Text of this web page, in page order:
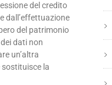
del credito
dall’effettuazione
del patrimonio
dati non
un’altra
la